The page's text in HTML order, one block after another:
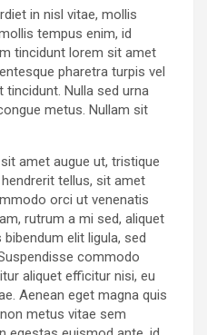
in nisl vitae, mollis
tempus enim, id
tincidunt lorem sit amet
pharetra turpis vel
tincidunt. Nulla sed urna
metus. Nullam sit
amet augue ut, tristique
tellus, sit amet
orci ut venenatis
rutrum a mi sed, aliquet
elit ligula, sed
commodo
aliquet efficitur nisi, eu
Aenean eget magna quis
metus vitae sem